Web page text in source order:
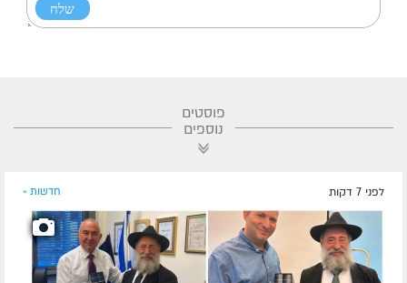
פוסטים
נוספים
לפני 7 דקות חדשות »